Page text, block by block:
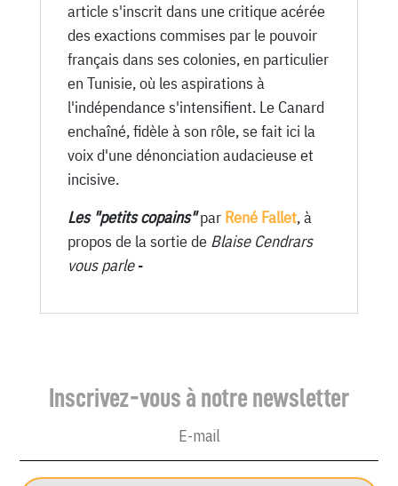
article s'inscrit dans une critique acérée
des exactions commises par le pouvoir
français dans ses colonies, en particulier
en Tunisie, où les aspirations à
l'indépendance s'intensifient. Le Canard
enchaîné, fidèle à son rôle, se fait ici la
voix d'une dénonciation audacieuse et
incisive.
Les "petits copains"par René Fallet, à
propos de la sortie de Blaise Cendrars
vous parle-
Inscrivez-vous à notre newsletter